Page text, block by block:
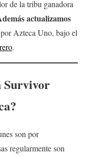
de la tribu ganadora
actualizamos
Azteca Uno, bajo el
.
Survivor
son por
regularmente son